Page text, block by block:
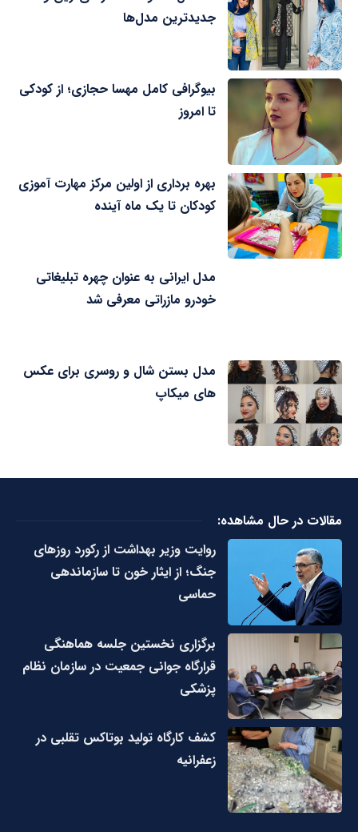
جدیدترین مدل‌ها
بیوگرافی کامل مهسا حجازی؛ از کودکی
تا امروز
بهره برداری از اولین مرکز مهارت آموزی
کودکان تا یک ماه آینده
مدل ایرانی به عنوان چهره تبلیغاتی
خودرو مازراتی معرفی شد
مدل بستن شال و روسری برای عکس
های میکاپ
مقالات در حال مشاهده:
روایت وزیر بهداشت از رکورد روزهای
جنگ؛ از ایثار خون تا سازماندهی
حماسی
برگزاری نخستین جلسه هماهنگی
قرارگاه جوانی جمعیت در سازمان نظام
پزشکی
کشف کارگاه تولید بوتاکس تقلبی در
زعفرانیه